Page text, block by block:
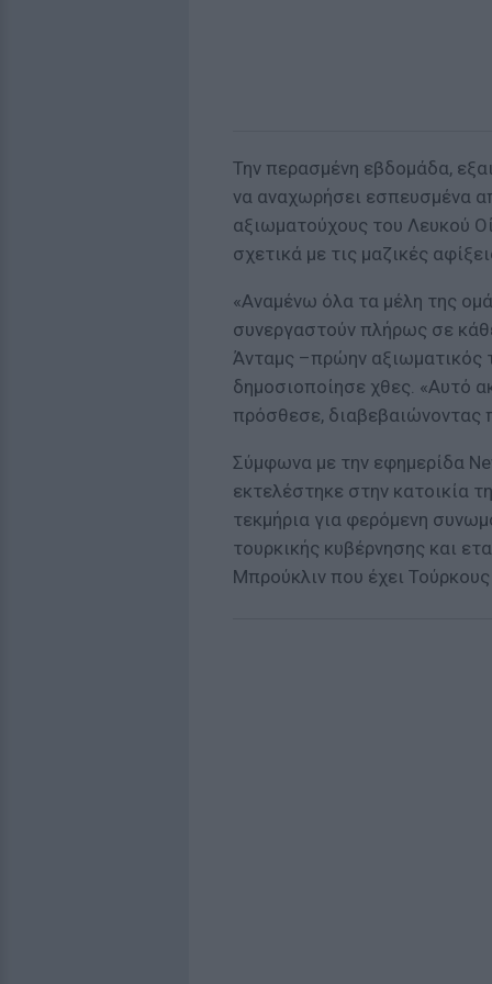
Την περασμένη εβδομάδα,
να αναχωρήσει εσπευσμένα
αξιωματούχους του Λευκού
σχετικά με τις μαζικές
«Αναμένω όλα τα μέλη της
συνεργαστούν πλήρως σε
Άνταμς –πρώην αξιωματικός
δημοσιοποίησε χθες. «Αυτό
πρόσθεσε, διαβεβαιώνοντας
Σύμφωνα με την εφημερίδα
εκτελέστηκε στην κατοικία
τεκμήρια για φερόμενη
τουρκικής κυβέρνησης και
Μπρούκλιν που έχει Τούρκους